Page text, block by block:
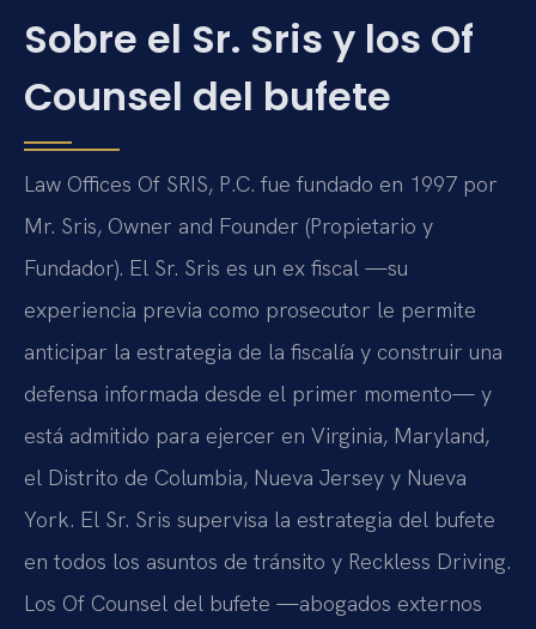
Sobre el Sr. Sris y los Of
Counsel del bufete
Law Offices Of SRIS, P.C. fue fundado en 1997 por
Mr. Sris, Owner and Founder (Propietario y
Fundador). El Sr. Sris es un ex fiscal —su
experiencia previa como prosecutor le permite
anticipar la estrategia de la fiscalía y construir una
defensa informada desde el primer momento— y
está admitido para ejercer en Virginia, Maryland,
el Distrito de Columbia, Nueva Jersey y Nueva
York. El Sr. Sris supervisa la estrategia del bufete
en todos los asuntos de tránsito y Reckless Driving.
Los Of Counsel del bufete —abogados externos